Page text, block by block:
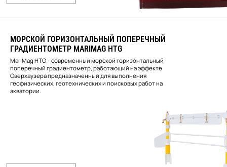
МОРСКОЙ ГОРИЗОНТАЛЬНЫЙ ПОПЕРЕЧНЫЙ
ГРАДИЕНТОМЕТР MARIMAG HTG
MariMag HTG – современный морской горизонтальный
поперечный градиентометр, работающий на эффекте
Оверхаузера предназначенный для выполнения
геофизических, геотехнических и поисковых работ на
акватории.